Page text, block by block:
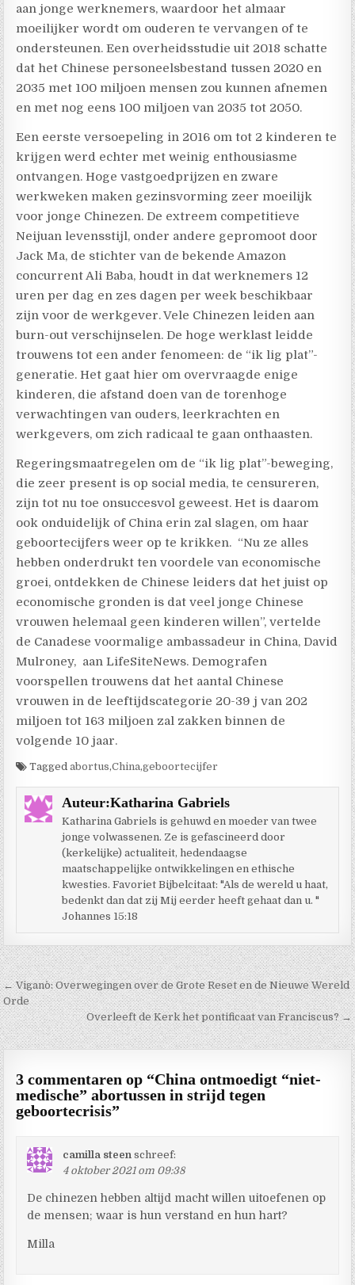
aan jonge werknemers, waardoor het almaar
moeilijker wordt om ouderen te vervangen of te
ondersteunen. Een overheidsstudie uit 2018 schatte
dat het Chinese personeelsbestand tussen 2020 en
2035 met 100 miljoen mensen zou kunnen afnemen
en met nog eens 100 miljoen van 2035 tot 2050.
Een eerste versoepeling in 2016 om tot 2 kinderen te
krijgen werd echter met weinig enthousiasme
ontvangen. Hoge vastgoedprijzen en zware
werkweken maken gezinsvorming zeer moeilijk
voor jonge Chinezen. De extreem competitieve
Neijuan levensstijl, onder andere gepromoot door
Jack Ma, de stichter van de bekende Amazon
concurrent Ali Baba, houdt in dat werknemers 12
uren per dag en zes dagen per week beschikbaar
zijn voor de werkgever. Vele Chinezen leiden aan
burn-out verschijnselen. De hoge werklast leidde
trouwens tot een ander fenomeen: de “ik lig plat”-
generatie. Het gaat hier om overvraagde enige
kinderen, die afstand doen van de torenhoge
verwachtingen van ouders, leerkrachten en
werkgevers, om zich radicaal te gaan onthaasten.
Regeringsmaatregelen om de “ik lig plat”-beweging,
die zeer present is op social media, te censureren,
zijn tot nu toe onsuccesvol geweest. Het is daarom
ook onduidelijk of China erin zal slagen, om haar
geboortecijfers weer op te krikken. “Nu ze alles
hebben onderdrukt ten voordele van economische
groei, ontdekken de Chinese leiders dat het juist op
economische gronden is dat veel jonge Chinese
vrouwen helemaal geen kinderen willen”, vertelde
de Canadese voormalige ambassadeur in China, David
Mulroney, aan LifeSiteNews. Demografen
voorspellen trouwens dat het aantal Chinese
vrouwen in de leeftijdscategorie 20-39 j van 202
miljoen tot 163 miljoen zal zakken binnen de
volgende 10 jaar.
Taggedabortus,China,geboortecijfer
Auteur:Katharina Gabriels
Katharina Gabriels is gehuwd en moeder van twee
jonge volwassenen. Ze is gefascineerd door
(kerkelijke) actualiteit, hedendaagse
maatschappelijke ontwikkelingen en ethische
kwesties. Favoriet Bijbelcitaat: "Als de wereld u haat,
bedenkt dan dat zij Mij eerder heeft gehaat dan u. "
Johannes 15:18
Berichtnavigatie
← Viganò: Overwegingen over de Grote Reset en de Nieuwe Wereld
Orde
Overleeft de Kerk het pontificaat van Franciscus? →
3 commentaren op “China ontmoedigt “niet-
medische” abortussen in strijd tegen
geboortecrisis”
camilla steen schreef:
4 oktober 2021 om 09:38
De chinezen hebben altijd macht willen uitoefenen op
de mensen; waar is hun verstand en hun hart?
Milla